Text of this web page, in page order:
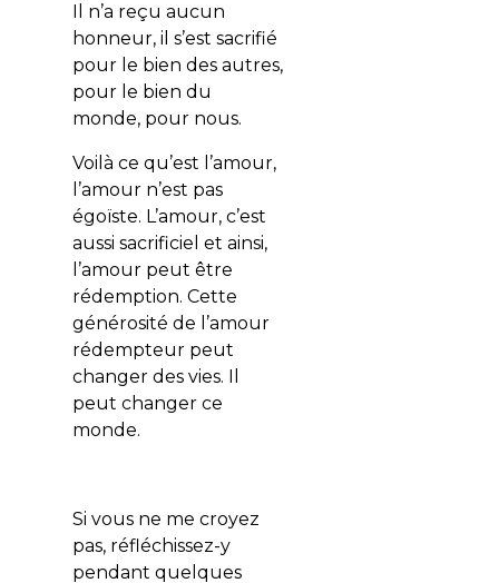
Il n’a reçu aucun
honneur, il s’est sacrifié
pour le bien des autres,
pour le bien du
monde, pour nous.
Voilà ce qu’est l’amour,
l’amour n’est pas
égoïste. L’amour, c’est
aussi sacrificiel et ainsi,
l’amour peut être
rédemption. Cette
générosité de l’amour
rédempteur peut
changer des vies. Il
peut changer ce
monde.
Si vous ne me croyez
pas, réfléchissez-y
pendant quelques